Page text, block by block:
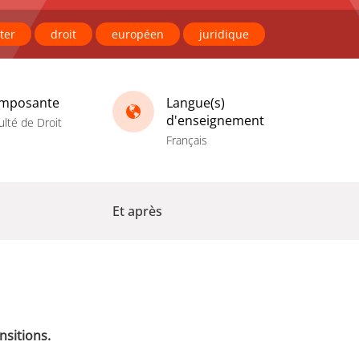
droit européen juridique
de Droit
Langue(s)
d'enseignement
Français
Et après